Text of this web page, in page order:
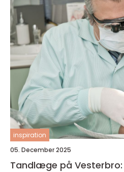
inspiration
05. December 2025
Tandlæge på